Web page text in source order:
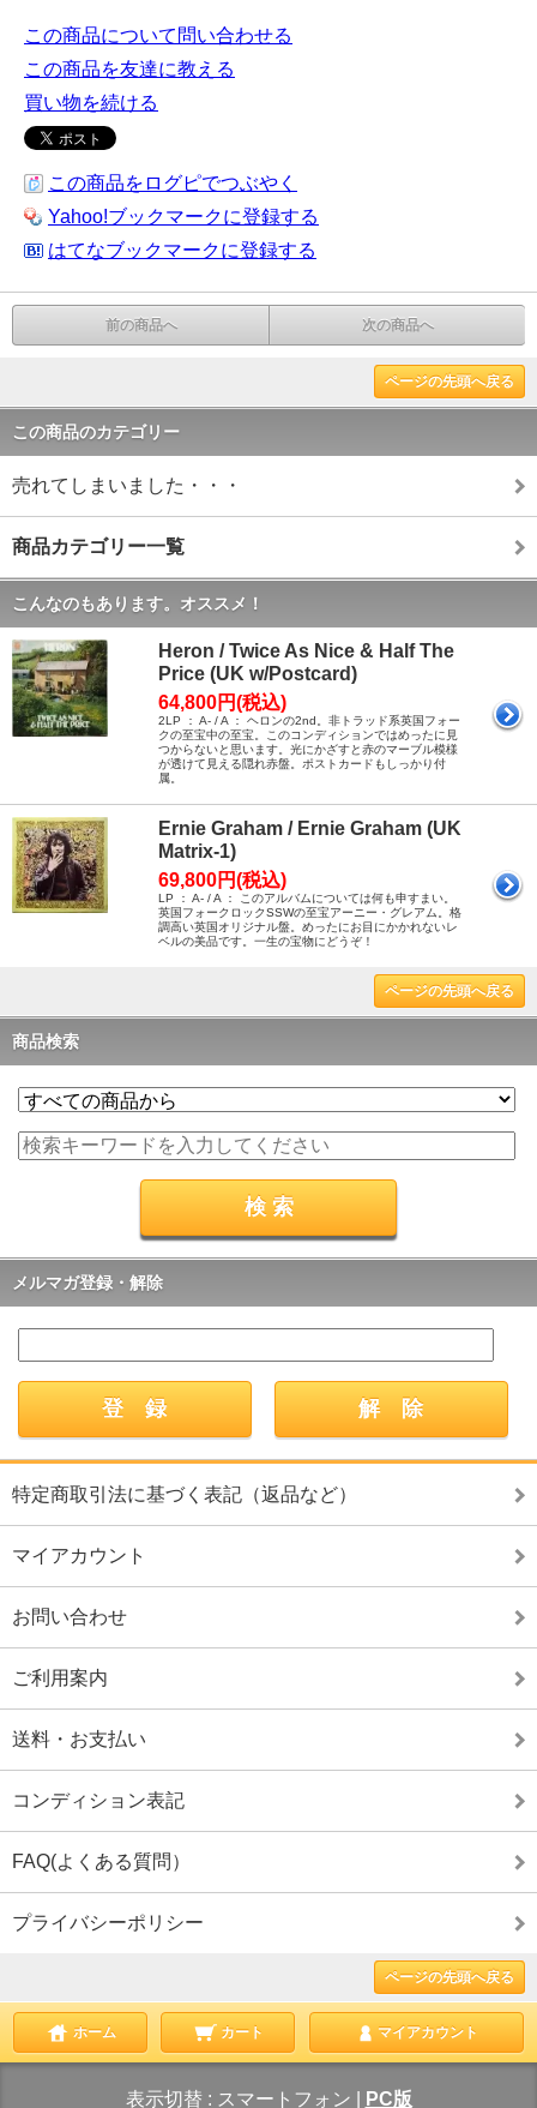
この商品について問い合わせる
この商品を友達に教える
買い物を続ける
この商品をログピでつぶやく
Yahoo!ブックマークに登録する
はてなブックマークに登録する
前の商品へ 次の商品へ
ページの先頭へ戻る
この商品のカテゴリー
売れてしまいました・・・
商品カテゴリー一覧
こんなのもあります。オススメ！
Heron / Twice As Nice & Half The
Price (UK w/Postcard)
64,800円(税込)
2LP ： A- / A ： ヘロンの2nd。非トラッド系英国フォー
クの至宝中の至宝。このコンディションではめったに見
つからないと思います。光にかざすと赤のマーブル模様
が透けて見える隠れ赤盤。ポストカードもしっかり付
属。
Ernie Graham / Ernie Graham (UK
Matrix-1)
69,800円(税込)
LP ： A- / A ： このアルバムについては何も申すまい。
英国フォークロックSSWの至宝アーニー・グレアム。格
調高い英国オリジナル盤。めったにお目にかかれないレ
ベルの美品です。一生の宝物にどうぞ！
ページの先頭へ戻る
商品検索
メルマガ登録・解除
特定商取引法に基づく表記（返品など）
マイアカウント
お問い合わせ
ご利用案内
送料・お支払い
コンディション表記
FAQ(よくある質問）
プライバシーポリシー
ページの先頭へ戻る
ホーム カート マイアカウント
表示切替 : スマートフォン PC版